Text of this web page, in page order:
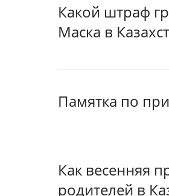
Какой штраф
Маска в
Памятка по
Как весенняя
родителей в